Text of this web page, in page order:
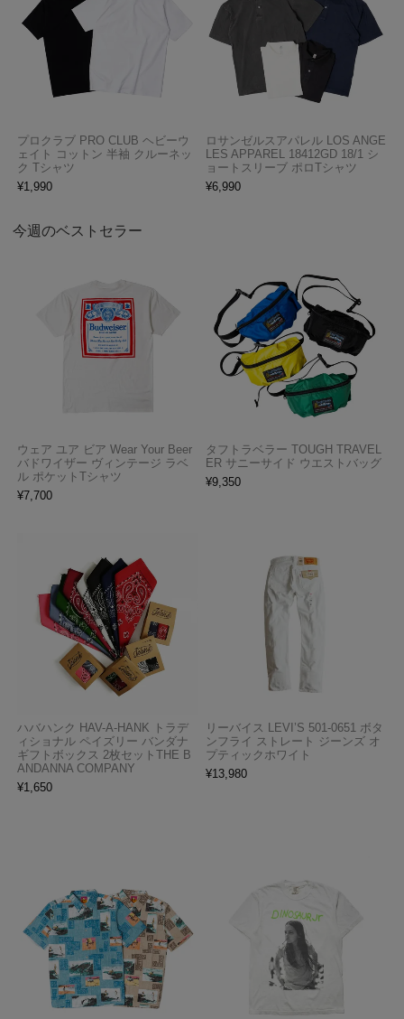
プロクラブ PRO CLUB ヘビーウ
ェイト コットン 半袖 クルーネッ
ク Tシャツ
¥1,990
ロサンゼルスアパレル LOS ANGE
LES APPAREL 18412GD 18/1 シ
ョートスリーブ ポロTシャツ
¥6,990
今週のベストセラー
ウェア ユア ビア Wear Your Beer
バドワイザー ヴィンテージ ラベ
ル ポケットTシャツ
¥7,700
タフトラベラー TOUGH TRAVEL
ER サニーサイド ウエストバッグ
¥9,350
ハバハンク HAV-A-HANK トラデ
ィショナル ペイズリー バンダナ
ギフトボックス 2枚セットTHE B
ANDANNA COMPANY
¥1,650
リーバイス LEVI’S 501-0651 ボタ
ンフライ ストレート ジーンズ オ
プティックホワイト
¥13,980